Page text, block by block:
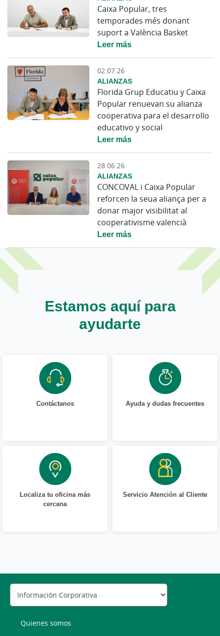
Caixa Popular, tres
temporades més donant
suport a València Basket
Leer más
02.07.26
ALIANZAS
Florida Grup Educatiu y Caixa
Popular renuevan su alianza
cooperativa para el desarrollo
educativo y social
Leer más
28.06.26
ALIANZAS
CONCOVAL i Caixa Popular
reforcen la seua aliança per a
donar major visibilitat al
cooperativisme valencià
Leer más
Estamos aquí para
ayudarte
Contáctanos Ayuda y dudas frecuentes
Localiza tu oficina más
cercana
Servicio Atención al Cliente
Quienes somos